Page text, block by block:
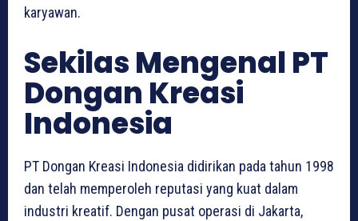
karyawan.
Sekilas Mengenal PT
Dongan Kreasi
Indonesia
PT Dongan Kreasi Indonesia didirikan pada tahun 1998
dan telah memperoleh reputasi yang kuat dalam
industri kreatif. Dengan pusat operasi di Jakarta,